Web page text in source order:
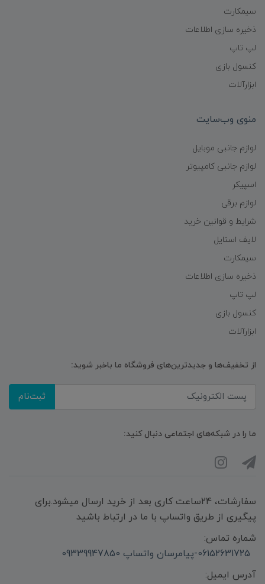
سیمکارت
ذخیره سازی اطلاعات
لپ تاپ
کنسول بازی
ابزارآلات
منوی وب‌سایت
لوازم جانبی موبایل
لوازم جانبی کامپیوتر
اسپیکر
لوازم برقی
شرایط و قوانین خرید
لایف استایل
سیمکارت
ذخیره سازی اطلاعات
لپ تاپ
کنسول بازی
ابزارآلات
از تخفیف‌ها و جدیدترین‌های فروشگاه ما باخبر شوید:
ثبت‌نام
ما را در شبکه‌های اجتماعی دنبال کنید:
سفارشات، 24ساعت کاری بعد از خرید ارسال میشود.برای
پیگیری از طریق واتساپ با ما در ارتباط باشید
شماره تماس:
06152631725-پیامرسان واتساپ 09339947850
آدرس ایمیل: